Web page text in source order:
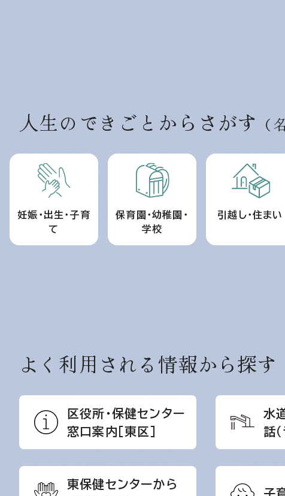
人生のできごとからさがす （
妊娠・出生・子育
て
保育園・幼稚園・
学校
引越し・住まい
よく利用される情報から探す
区役所・保健センター
窓口案内［東区］
水
話
東保健センターから
子